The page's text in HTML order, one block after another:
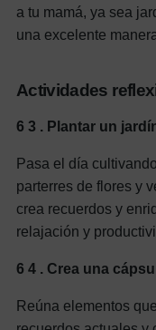
a tu mamá, ya sea
una excelente
Actividades
6 3 . Plantar un
Pasa el día
parterres de flores y
crea recuerdos y
relajación y
6 4 . Crea una
Reúna elementos